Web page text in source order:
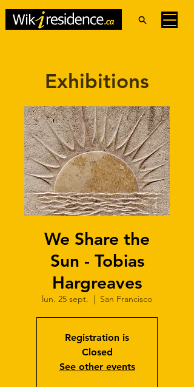
Exhibitions
We Share the
Sun - Tobias
Hargreaves
lun. 25 sept.
  |
San Francisco
Registration is
Closed
See other events